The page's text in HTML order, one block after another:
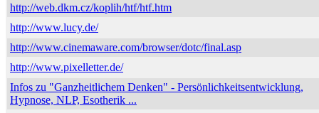
http://web.dkm.cz/koplih/htf/htf.htm
http://www.lucy.de/
http://www.cinemaware.com/browser/dotc/final.asp
http://www.pixelletter.de/
Infos zu "Ganzheitlichem Denken" - Persönlichkeitsentwicklung,
Hypnose, NLP, Esotherik ...